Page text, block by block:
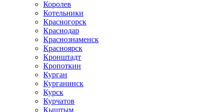
Королев
Котельники
Красногорск
Краснодар
Краснознаменск
Красноярск
Кронштадт
Кропоткин
Курган
Курганинск
Курск
Курчатов
Кыштым